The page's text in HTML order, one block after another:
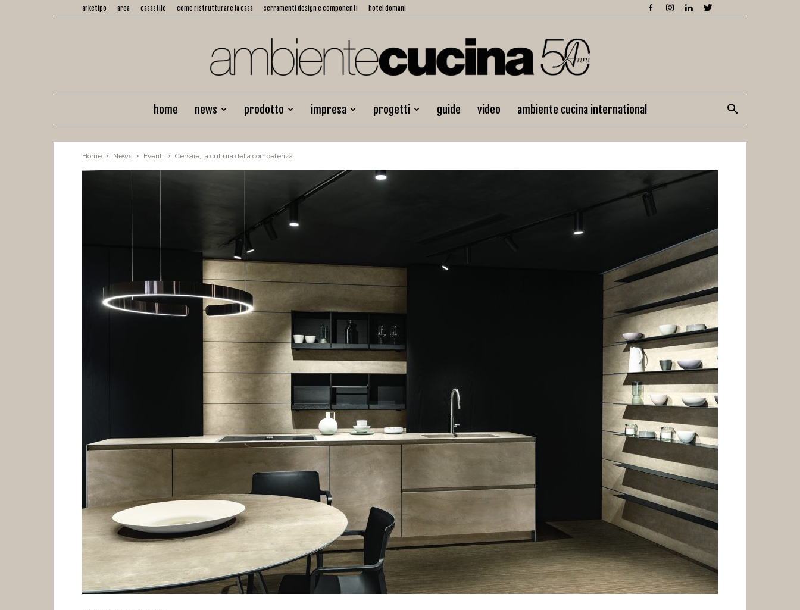
arketipo area casastile come ristrutturare la casa serramenti design e componenti hotel domani
Ambiente
home news prodotto impresa progetti guide video ambiente cucina international
Home News Eventi Cersaie, la cultura della competenza